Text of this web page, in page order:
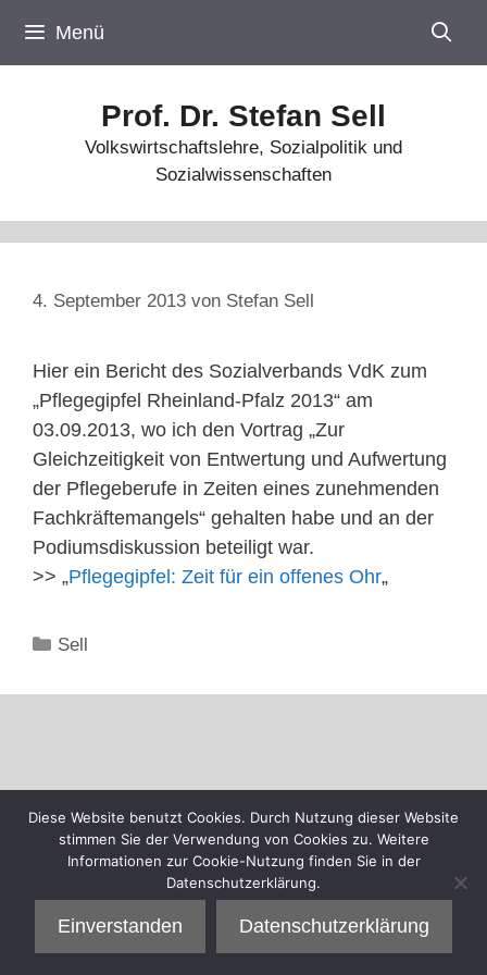
Inhalt
springen
Menü
Prof. Dr. Stefan Sell
Volkswirtschaftslehre, Sozialpolitik und
Sozialwissenschaften
4. September 2013 von Stefan Sell
Hier ein Bericht des Sozialverbands VdK zum
„Pflegegipfel Rheinland-Pfalz 2013“ am
03.09.2013, wo ich den Vortrag „Zur
Gleichzeitigkeit von Entwertung und Aufwertung
der Pflegeberufe in Zeiten eines zunehmenden
Fachkräftemangels“ gehalten habe und an der
Podiumsdiskussion beteiligt war.
>> „Pflegegipfel: Zeit für ein offenes Ohr„
Kategorien
Sell
Diese Website benutzt Cookies. Durch Nutzung dieser Website
stimmen Sie der Verwendung von Cookies zu. Weitere
Informationen zur Cookie-Nutzung finden Sie in der
Datenschutzerklärung.
Einverstanden Datenschutzerklärung